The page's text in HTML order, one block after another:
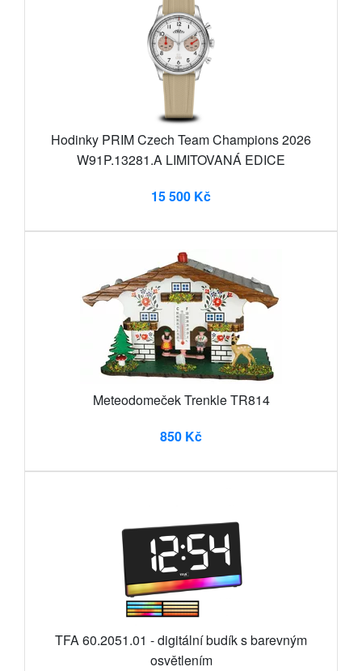
Hodinky PRIM Czech Team Champions 2026
W91P.13281.A LIMITOVANÁ EDICE
15 500 Kč
Meteodomeček Trenkle TR814
850 Kč
TFA 60.2051.01 - digitální budík s barevným
osvětlením